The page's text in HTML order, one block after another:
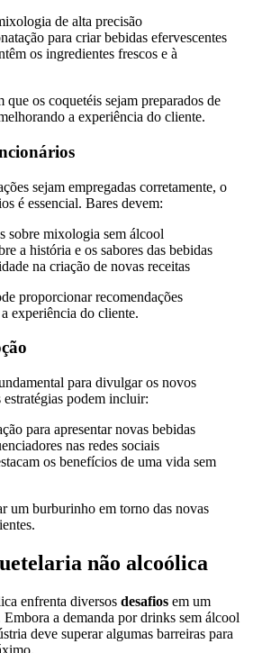
de alta precisão
para criar bebidas efervescentes
os ingredientes frescos e à
que os coquetéis sejam preparados de
a experiência do cliente.
sejam empregadas corretamente, o
é essencial. Bares devem:
sobre mixologia sem álcool
a história e os sabores das bebidas
na criação de novas receitas
proporcionar recomendações
experiência do cliente.
para divulgar os novos
estratégias podem incluir:
para apresentar novas bebidas
nas redes sociais
os benefícios de uma vida sem
um burburinho em torno das novas
não alcoólica
enfrenta diversos desafios em um
a demanda por drinks sem álcool
deve superar algumas barreiras para